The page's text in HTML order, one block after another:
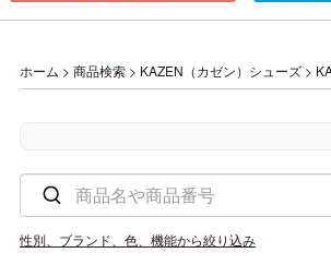
ホーム > 商品検索 > KAZEN（カゼン）シューズ >
性別、ブランド、色、機能から絞り込み